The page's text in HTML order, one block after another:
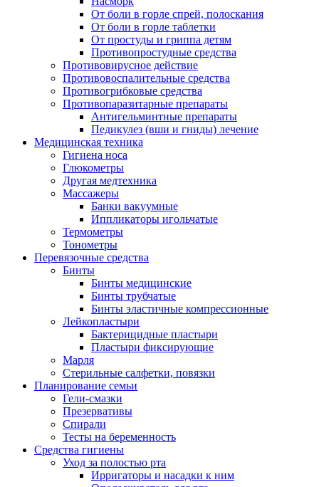
От боли в горле спрей, полоскания
От боли в горле таблетки
От простуды и гриппа детям
Противопростудные средства
Противовирусное действие
Противовоспалительные средства
Противогрибковые средства
Противопаразитарные препараты
Антигельминтные препараты
Педикулез (вши и гниды) лечение
Медицинская техника
Гигиена носа
Глюкометры
Другая медтехника
Массажеры
Банки вакуумные
Иппликаторы игольчатые
Термометры
Тонометры
Перевязочные средства
Бинты
Бинты медицинские
Бинты трубчатые
Бинты эластичные компрессионные
Лейкопластыри
Бактерицидные пластыри
Пластыри фиксирующие
Марля
Стерильные салфетки, повязки
Планирование семьи
Гели-смазки
Презервативы
Спирали
Тесты на беременность
Средства гигиены
Уход за полостью рта
Ирригаторы и насадки к ним